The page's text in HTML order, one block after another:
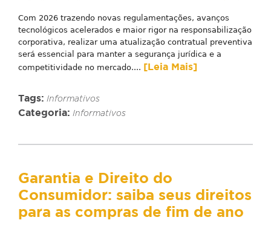
Com 2026 trazendo novas regulamentações, avanços
tecnológicos acelerados e maior rigor na responsabilização
corporativa, realizar uma atualização contratual preventiva
será essencial para manter a segurança jurídica e a
competitividade no mercado.... [Leia Mais]
Tags: Informativos
Categoria: Informativos
Garantia e Direito do
Consumidor: saiba seus direitos
para as compras de fim de ano